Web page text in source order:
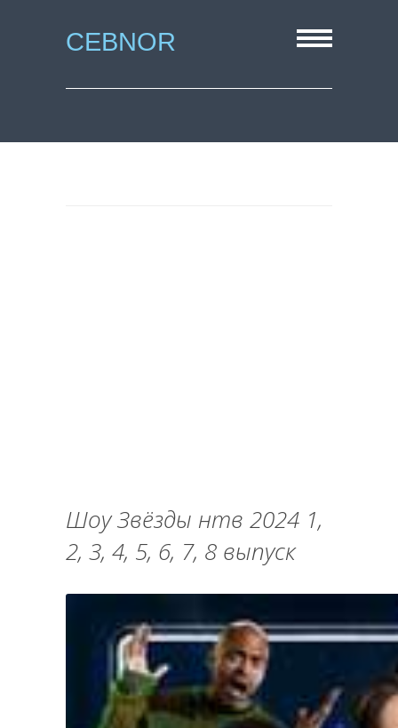
CEBNOR
Шоу Звёзды нтв 2024 1,
2, 3, 4, 5, 6, 7, 8 выпуск